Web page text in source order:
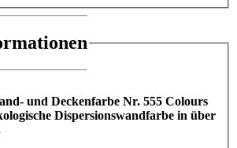
und Deckenfarbe Nr. 555 Colours
Dispersionswandfarbe in über